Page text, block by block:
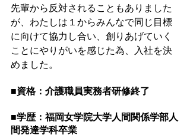
先輩から反対されることもありました
が、わたしは１からみんなで同じ目標
に向けて協力し合い、創りあげていく
ことにやりがいを感じた為、入社を決
めました。
■資格：介護職員実務者研修終了
■学歴：福岡女学院大学人間関係学部人
間発達学科卒業